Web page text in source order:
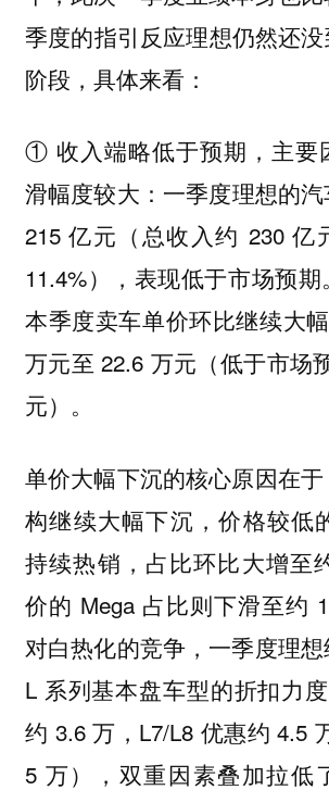
季度的指引反应理想仍然还没
阶段，具体来看：
① 收入端略低于预期，主要
滑幅度较大： 一季度理想的
215 亿元（总收入约 230 亿
11.4%），表现低于市场预
本季度卖车单价环比继续大
万元至 22.6 万元（低于市场
元）。
单价大幅下沉的核心原因在
构继续大幅下沉，价格较低
持续热销，占比环比大增至
价的 Mega 占比则下滑至约
对白热化的竞争，一季度理
L 系列基本盘车型的折扣力
约 3.6 万，L7/L8 优惠约 4.5
5 万），双重因素叠加拉低